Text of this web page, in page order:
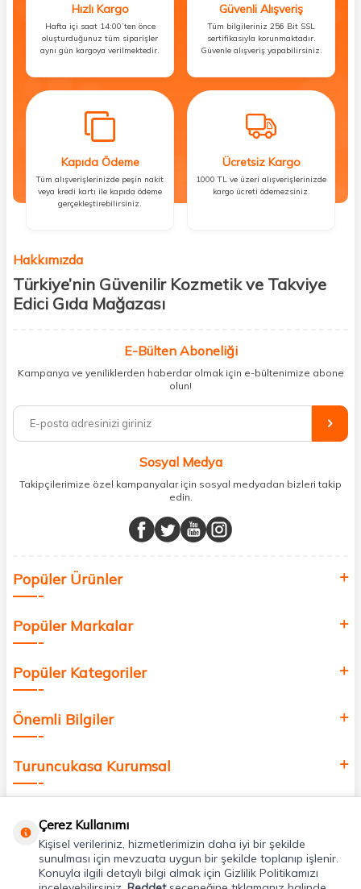
Hızlı Kargo
Hafta içi saat 14:00’ten önce
oluşturduğunuz tüm siparişler
aynı gün kargoya verilmektedir.
Güvenli Alışveriş
Tüm bilgileriniz 256 Bit SSL
sertifikasıyla korunmaktadır.
Güvenle alışveriş yapabilirsiniz.
Kapıda Ödeme
Tüm alışverişlerinizde peşin nakit
veya kredi kartı ile kapıda ödeme
gerçekleştirebilirsiniz.
Ücretsiz Kargo
1000 TL ve üzeri alışverişlerinizde
kargo ücreti ödemezsiniz.
Hakkımızda
Türkiye’nin Güvenilir Kozmetik ve Takviye
Edici Gıda Mağazası
kişisel bakım hem de takviye edici gıda ürünlerini sizlerle
buluşturuyoruz. Artık mağaza mağaza dolaşmanıza gerek yok;
ihtiyacınız olan her şeyi tek bir çatı altında topluyor ve kapınıza kadar
%100 orijinal kozmetik ve sağlık ürünleriyle güzelliğinizi tamamlayabilir,
vücudunuzu desteklemek için güvenilir takviye edici gıdalara
minerallere kadar binlerce ürünü uygun fiyat ve hızlı kargo avantajıyla
sunuyoruz.
buluşturuyor ve online alışveriş deneyiminizi en iyi hale getiriyoruz.
Sağlık, güzellik ve iyi yaşam için aradığınız her şey burada!
değer katmak için bize katılın!
E-Bülten Aboneliği
Kampanya ve yeniliklerden haberdar olmak için e-bültenimize abone
olun!
Sosyal Medya
Takipçilerimize özel kampanyalar için sosyal medyadan bizleri takip
edin.
Popüler Ürünler
Popüler Markalar
Popüler Kategoriler
Önemli Bilgiler
Turuncukasa Kurumsal
Uygulamalarımız
Çerez Kullanımı
Kişisel verileriniz, hizmetlerimizin daha iyi bir şekilde
sunulması için mevzuata uygun bir şekilde toplanıp işlenir.
Konuyla ilgili detaylı bilgi almak için Gizlilik Politikamızı